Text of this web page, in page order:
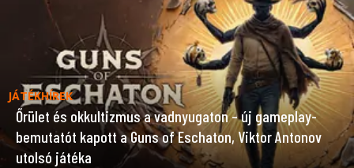
JÁTÉKHÍREK
Őrület és okkultizmus a vadnyugaton – új gameplay-
bemutatót kapott a Guns of Eschaton, Viktor Antonov
utolsó játéka